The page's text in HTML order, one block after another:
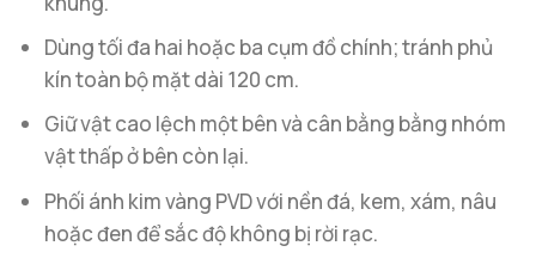
Dùng tối đa hai hoặc ba cụm đồ chính; tránh phủ
kín toàn bộ mặt dài 120 cm.
Giữ vật cao lệch một bên và cân bằng bằng nhóm
vật thấp ở bên còn lại.
Phối ánh kim vàng PVD với nền đá, kem, xám, nâu
hoặc đen để sắc độ không bị rời rạc.